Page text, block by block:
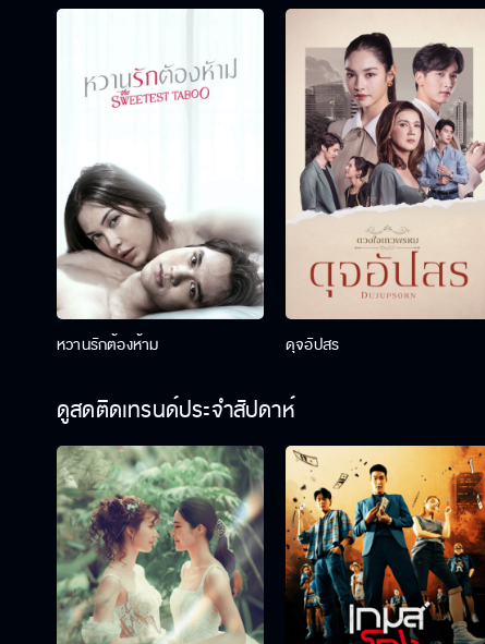
หวานรักต้องห้าม ดุจอัปสร
ดูสดติดเทรนด์ประจำสัปดาห์